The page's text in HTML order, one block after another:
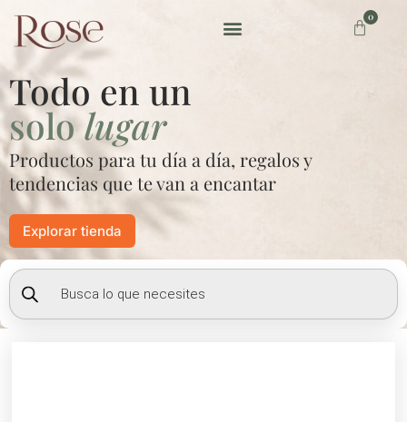
contenido
0
Carrito
Todo en un
sololugar
Productos para tu día a día, regalos y
tendencias que te van a encantar
Explorar tienda
Búsqueda
de
productos